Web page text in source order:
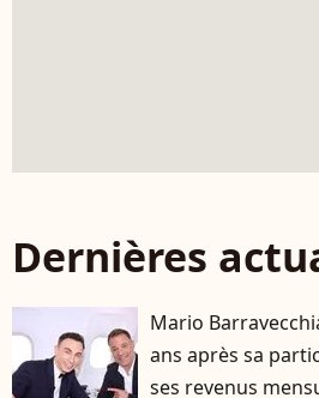
Dernières
Mario
ans après sa
ses revenus